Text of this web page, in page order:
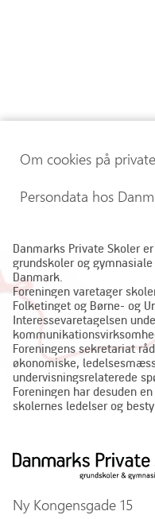
Om cookies på
Persondata hos
Danmarks Private Skoler
grundskoler og
Danmark.
Foreningen varetager
Folketinget og Børne- og
Interessevaretagelsen
Foreningens sekretariat
økonomiske,
undervisningsrelaterede
Foreningen har desuden
skolernes ledelser og
Ny Kongensgade 15